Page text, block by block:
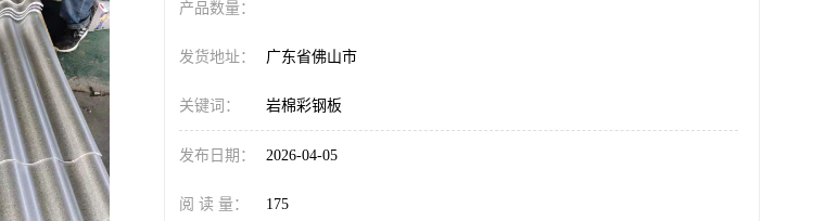
产品数量：
发货地址： 广东省佛山市
关键词： 岩棉彩钢板
发布日期： 2026-04-05
阅 读 量： 175